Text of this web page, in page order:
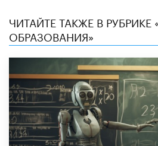
ЧИТАЙТЕ ТАКЖЕ В РУБРИКЕ
ОБРАЗОВАНИЯ»